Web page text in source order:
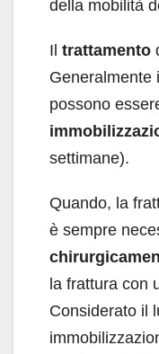
della mobilità
Il trattamento
Generalmente
possono
settimane).
Quando, la
è sempre
la frattura con
Considerato il